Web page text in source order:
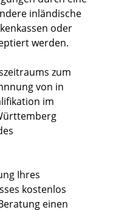
inländische
oder
werden.
zum
von in
im
Ihres
kostenlos
einen